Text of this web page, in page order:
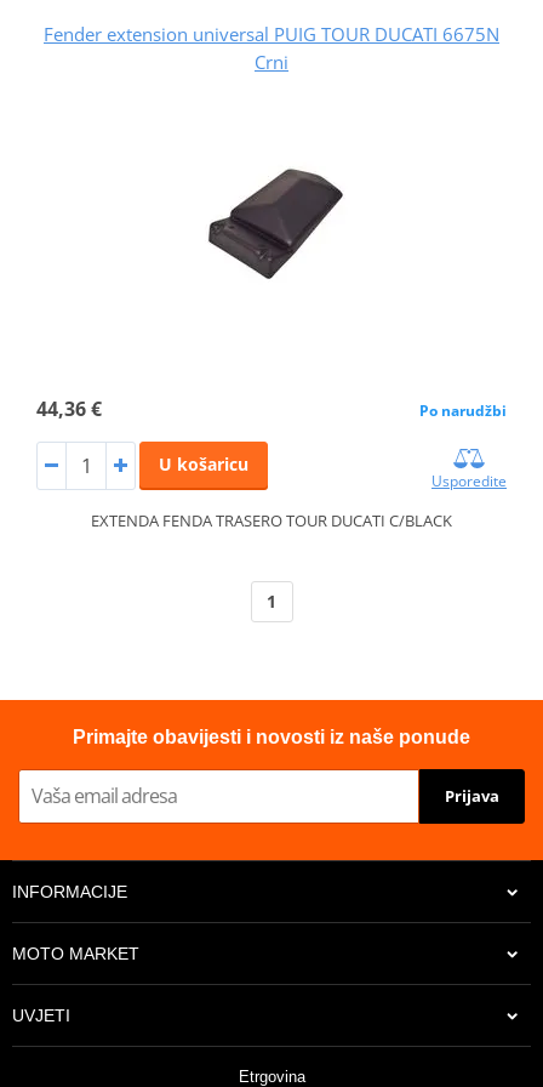
Fender extension universal PUIG TOUR DUCATI 6675N
Crni
44,36 € Po narudžbi
U košaricu
Usporedite
EXTENDA FENDA TRASERO TOUR DUCATI C/BLACK
1
Primajte obavijesti i novosti iz naše ponude
Prijava
INFORMACIJE
MOTO MARKET
UVJETI
Etrgovina